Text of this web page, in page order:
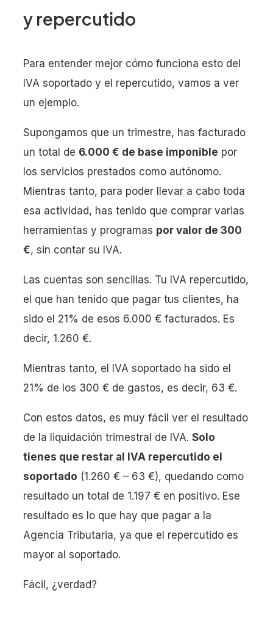
y repercutido
Para entender mejor cómo funciona esto del
IVA soportado y el repercutido, vamos a ver
un ejemplo.
Supongamos que un trimestre, has facturado
un total de 6.000 € de base imponible por
los servicios prestados como autónomo.
Mientras tanto, para poder llevar a cabo toda
esa actividad, has tenido que comprar varias
herramientas y programas por valor de 300
€, sin contar su IVA.
Las cuentas son sencillas. Tu IVA repercutido,
el que han tenido que pagar tus clientes, ha
sido el 21% de esos 6.000 € facturados. Es
decir, 1.260 €.
Mientras tanto, el IVA soportado ha sido el
21% de los 300 € de gastos, es decir, 63 €.
Con estos datos, es muy fácil ver el resultado
de la liquidación trimestral de IVA. Solo
tienes que restar al IVA repercutido el
soportado (1.260 € – 63 €), quedando como
resultado un total de 1.197 € en positivo. Ese
resultado es lo que hay que pagar a la
Agencia Tributaria, ya que el repercutido es
mayor al soportado.
Fácil, ¿verdad?